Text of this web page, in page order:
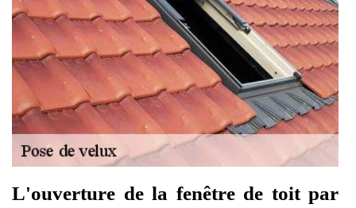
L'ouverture de la fenêtre de toit par